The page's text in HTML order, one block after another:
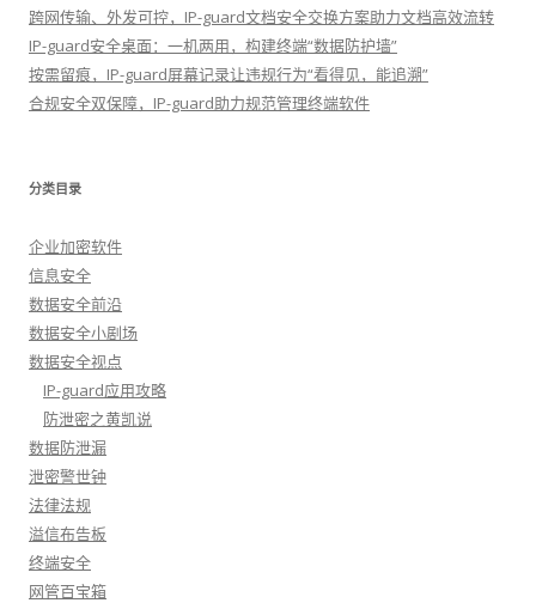
跨网传输、外发可控，IP-guard文档安全交换方案助力文档高效流转
IP-guard安全桌面：一机两用，构建终端“数据防护墙”
按需留痕，IP-guard屏幕记录让违规行为“看得见，能追溯”
合规安全双保障，IP-guard助力规范管理终端软件
分类目录
企业加密软件
信息安全
数据安全前沿
数据安全小剧场
数据安全视点
IP-guard应用攻略
防泄密之黄凯说
数据防泄漏
泄密警世钟
法律法规
溢信布告板
终端安全
网管百宝箱